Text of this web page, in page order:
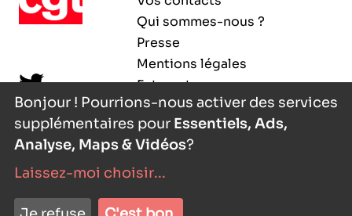
Qui sommes-nous ?
Presse
Mentions légales
Extranet
- agence digitale
Bonjour ! Pourrions-nous activer des services
supplémentaires pour Essentiels, Ads,
Analyse, Maps & Vidéos?
Laissez-moi choisir...